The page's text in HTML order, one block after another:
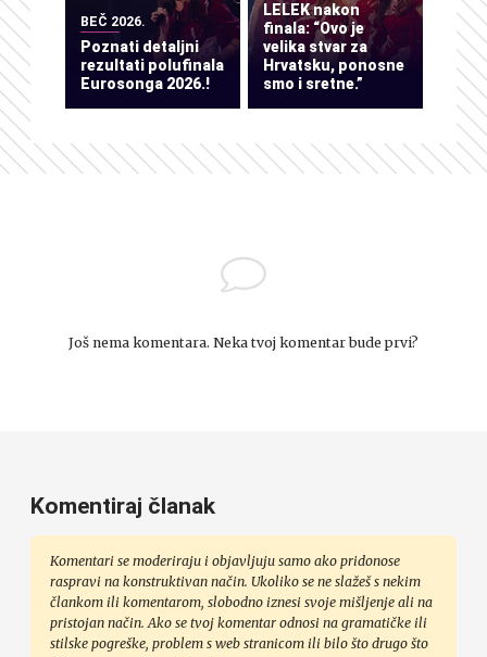
BEČ 2026.
Poznati detaljni
rezultati polufinala
Eurosonga 2026.!
LELEK nakon
finala: “Ovo je
velika stvar za
Hrvatsku, ponosne
smo i sretne.”
Još nema komentara. Neka tvoj komentar bude prvi?
Komentiraj članak
Komentari se moderiraju i objavljuju samo ako pridonose
raspravi na konstruktivan način. Ukoliko se ne slažeš s nekim
člankom ili komentarom, slobodno iznesi svoje mišljenje ali na
pristojan način. Ako se tvoj komentar odnosi na gramatičke ili
stilske pogreške, problem s web stranicom ili bilo što drugo što